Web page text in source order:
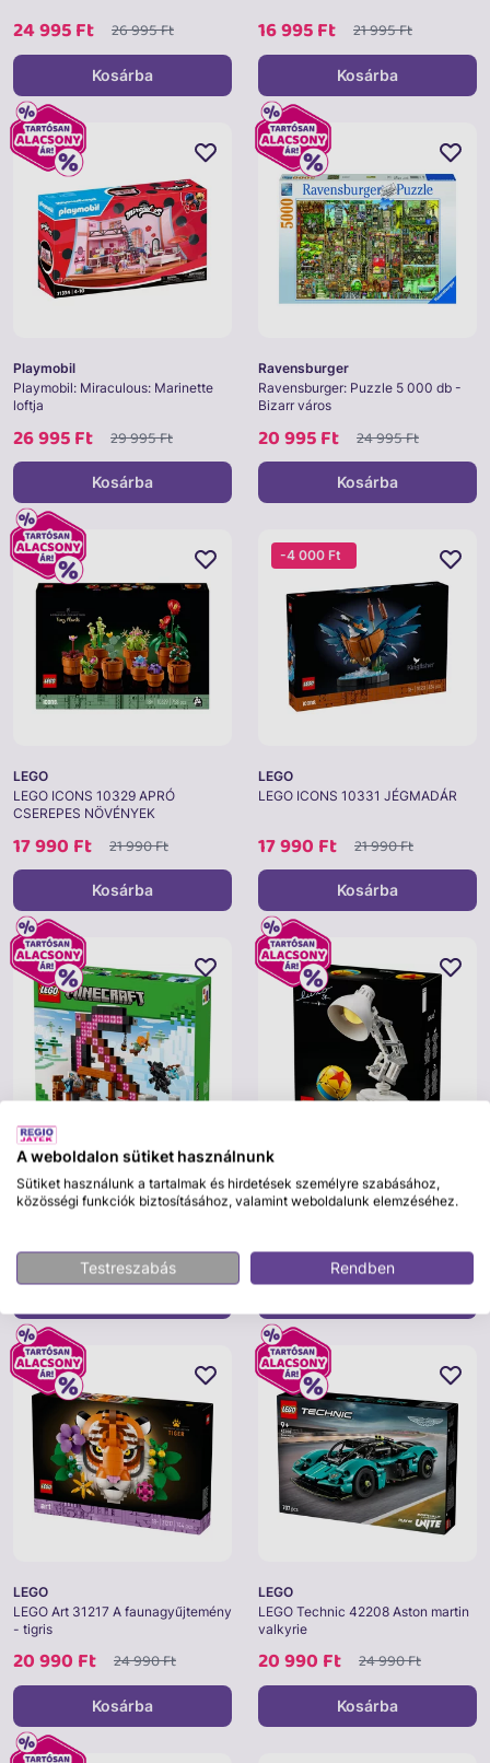
24 995 Ft 26 995 Ft
Kosárba
16 995 Ft 21 995 Ft
Kosárba
Playmobil
Playmobil: Miraculous: Marinette
loftja
26 995 Ft 29 995 Ft
Kosárba
Ravensburger
Ravensburger: Puzzle 5 000 db -
Bizarr város
20 995 Ft 24 995 Ft
Kosárba
LEGO
LEGO ICONS 10329 APRÓ
CSEREPES NÖVÉNYEK
17 990 Ft 21 990 Ft
Kosárba
LEGO
LEGO ICONS 10331 JÉGMADÁR
17 990 Ft 21 990 Ft
-4 000 Ft
Kosárba
LEGO
LEGO Minecraft 21277 A
18 990 Ft 22 990 Ft
LEGO
LEGO Ideas Disney Pixar Luxo Jr.
24 990 Ft 29 990 Ft
LEGO
LEGO Art 31217 A faunagyűjtemény
- tigris
20 990 Ft 24 990 Ft
Kosárba
LEGO
LEGO Technic 42208 Aston martin
valkyrie
20 990 Ft 24 990 Ft
Kosárba
A weboldalon sütiket használnunk
Sütiket használunk a tartalmak és hirdetések személyre szabásához,
közösségi funkciók biztosításához, valamint weboldalunk elemzéséhez.
Testreszabás Rendben